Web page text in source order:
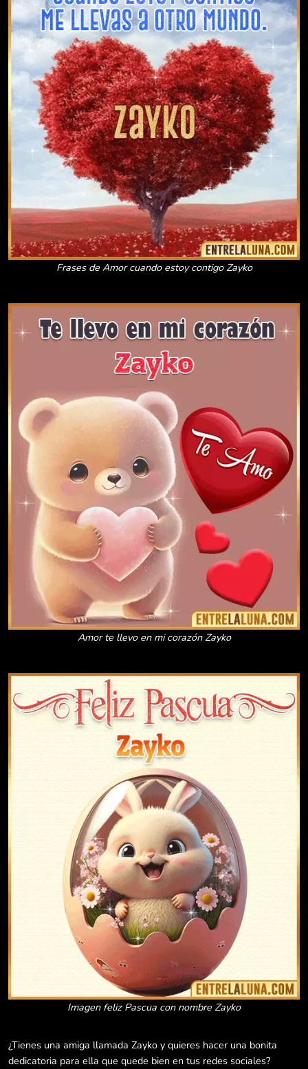
Frases de Amor cuando estoy contigo Zayko
Amor te llevo en mi corazón Zayko
Imagen feliz Pascua con nombre Zayko
¿Tienes una amiga llamada Zayko y quieres hacer una bonita
dedicatoria para ella que quede bien en tus redes sociales?